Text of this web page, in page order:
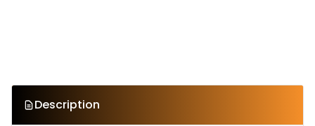
Description